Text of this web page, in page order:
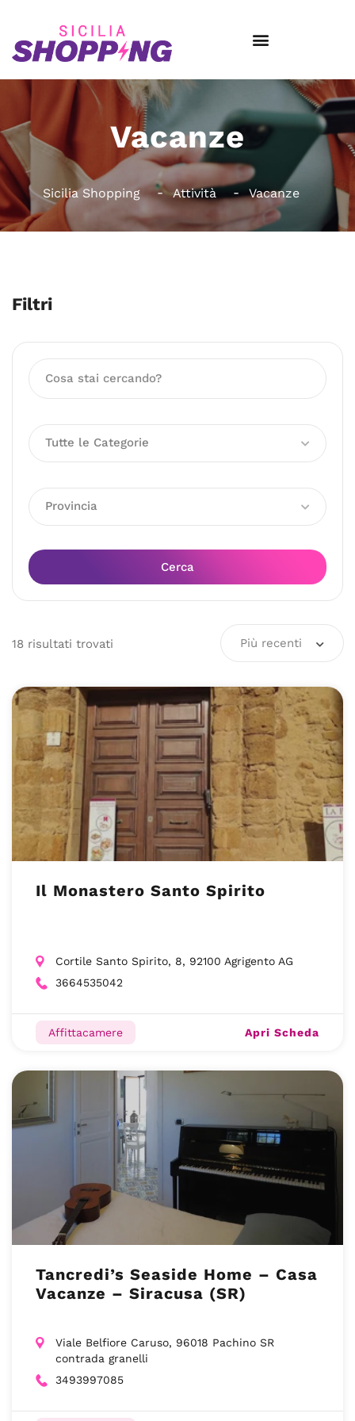
Vacanze
Sicilia Shopping Attività Vacanze
Filtri
Tutte le Categorie
Provincia
Cerca
18 risultati trovati Più recenti
Il Monastero Santo Spirito
Cortile Santo Spirito, 8, 92100 Agrigento AG
3664535042
Affittacamere Apri Scheda
Tancredi’s Seaside Home – Casa
Vacanze – Siracusa (SR)
Viale Belfiore Caruso, 96018 Pachino SR
contrada granelli
3493997085